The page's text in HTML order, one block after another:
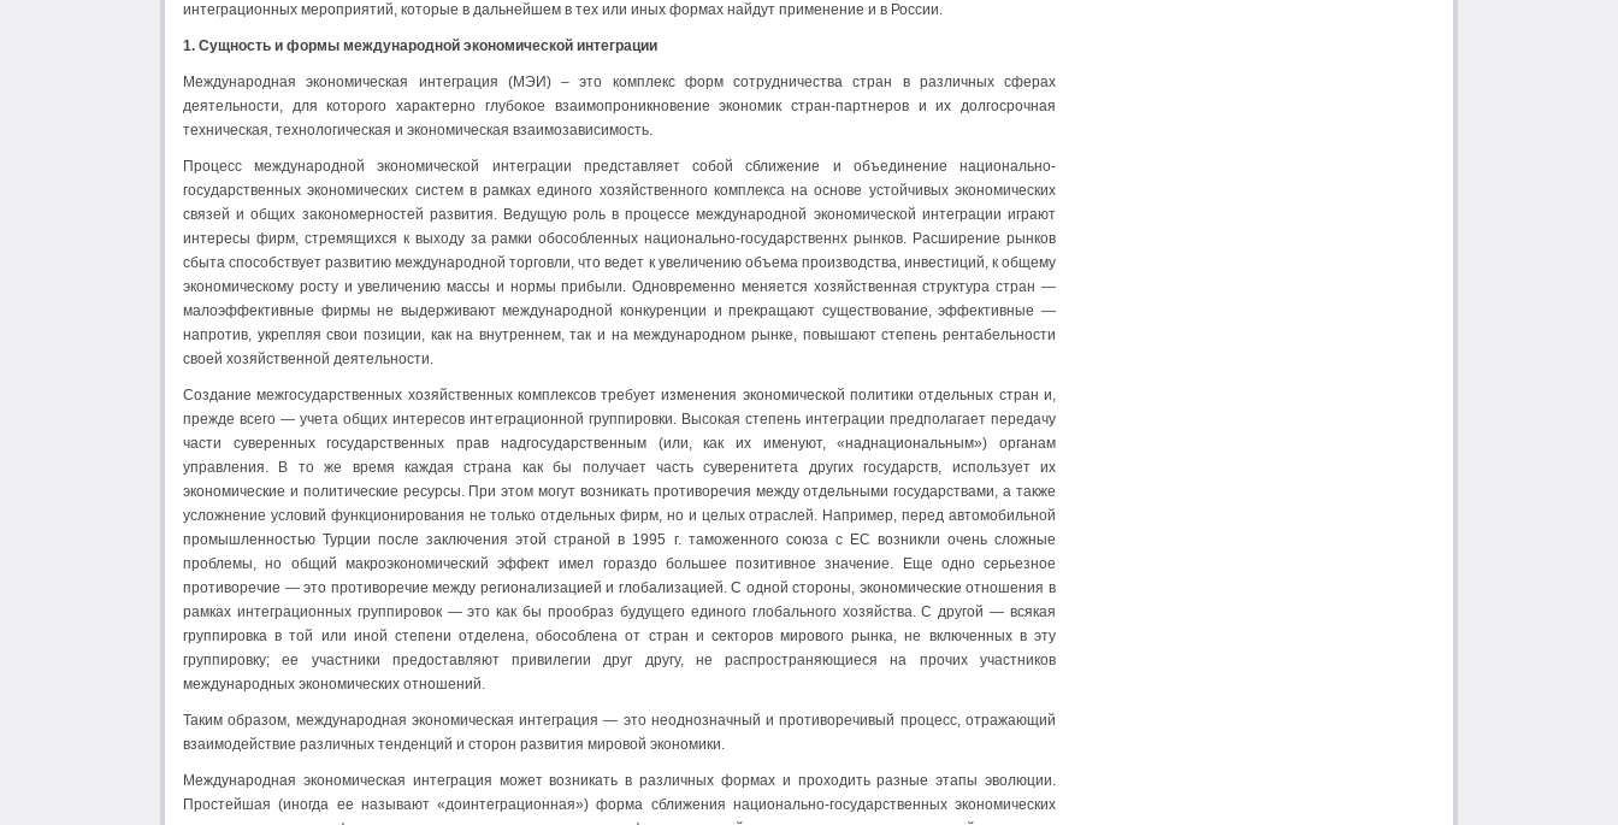
интеграционных мероприятий, которые в дальнейшем в тех или иных формах найдут применение и в России.
1. Сущность и формы международной экономической интеграции
Международная экономическая интеграция (МЭИ) – это комплекс форм сотрудничества стран в различных сферах
деятельности, для которого характерно глубокое взаимопроникновение экономик стран-партнеров и их долгосрочная
техническая, технологическая и экономическая взаимозависимость.
Процесс международной экономической интеграции представляет собой сближение и объединение национально-
государственных экономических систем в рамках единого хозяйственного комплекса на основе устойчивых экономических
связей и общих закономерностей развития. Ведущую роль в процессе международной экономической интеграции играют
интересы фирм, стремящихся к выходу за рамки обособленных национально-государственнх рынков. Расширение рынков
сбыта способствует развитию международной торговли, что ведет к увеличению объема производства, инвестиций, к общему
экономическому росту и увеличению массы и нормы прибыли. Одновременно меняется хозяйственная структура стран —
малоэффективные фирмы не выдерживают международной конкуренции и прекращают существование, эффективные —
напротив, укрепляя свои позиции, как на внутреннем, так и на международном рынке, повышают степень рентабельности
своей хозяйственной деятельности.
Создание межгосударственных хозяйственных комплексов требует изменения экономической политики отдельных стран и,
прежде всего — учета общих интересов интеграционной группировки. Высокая степень интеграции предполагает передачу
части суверенных государственных прав надгосударственным (или, как их именуют, «наднациональным») органам
управления. В то же время каждая страна как бы получает часть суверенитета других государств, использует их
экономические и политические ресурсы. При этом могут возникать противоречия между отдельными государствами, а также
усложнение условий функционирования не только отдельных фирм, но и целых отраслей. Например, перед автомобильной
промышленностью Турции после заключения этой страной в 1995 г. таможенного союза с ЕС возникли очень сложные
проблемы, но общий макроэкономический эффект имел гораздо большее позитивное значение. Еще одно серьезное
противоречие — это противоречие между регионализацией и глобализацией. С одной стороны, экономические отношения в
рамках интеграционных группировок — это как бы прообраз будущего единого глобального хозяйства. С другой — всякая
группировка в той или иной степени отделена, обособлена от стран и секторов мирового рынка, не включенных в эту
группировку; ее участники предоставляют привилегии друг другу, не распространяющиеся на прочих участников
международных экономических отношений.
Таким образом, международная экономическая интеграция — это неоднозначный и противоречивый процесс, отражающий
взаимодействие различных тенденций и сторон развития мировой экономики.
Международная экономическая интеграция может возникать в различных формах и проходить разные этапы эволюции.
Простейшая (иногда ее называют «доинтеграционная») форма сближения национально-государственных экономических